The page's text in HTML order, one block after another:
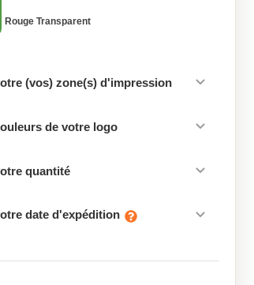
Rouge Transparent
(vos) zone(s) d'impression
de votre logo
quantité
date d'expédition